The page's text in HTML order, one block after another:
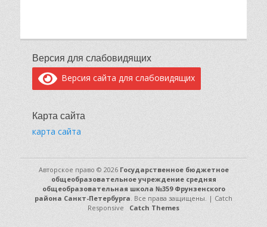
Версия для слабовидящих
Версия сайта для слабовидящих
Карта сайта
карта сайта
Авторское право © 2026 Государственное бюджетное
общеобразовательное учреждение средняя
общеобразовательная школа №359 Фрунзенского
района Санкт-Петербурга. Все права защищены. | Catch
Responsive Catch Themes